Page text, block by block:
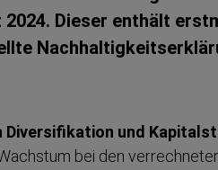
Dieser enthält
Diversi­fi­kation und
bei den